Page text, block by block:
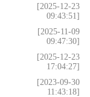
[2025-12-23
09:43:51]
[2025-11-09
09:47:30]
[2025-12-23
17:04:27]
[2023-09-30
11:43:18]